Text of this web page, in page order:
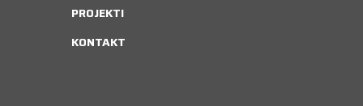
PROJEKTI
KONTAKT